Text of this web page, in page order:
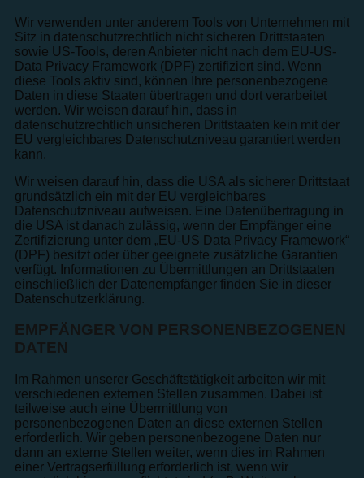
Wir verwenden unter anderem Tools von Unternehmen mit
Sitz in datenschutzrechtlich nicht sicheren Drittstaaten
sowie US-Tools, deren Anbieter nicht nach dem EU-US-
Data Privacy Framework (DPF) zertifiziert sind. Wenn
diese Tools aktiv sind, können Ihre personenbezogene
Daten in diese Staaten übertragen und dort verarbeitet
werden. Wir weisen darauf hin, dass in
datenschutzrechtlich unsicheren Drittstaaten kein mit der
EU vergleichbares Datenschutzniveau garantiert werden
kann.
Wir weisen darauf hin, dass die USA als sicherer Drittstaat
grundsätzlich ein mit der EU vergleichbares
Datenschutzniveau aufweisen. Eine Datenübertragung in
die USA ist danach zulässig, wenn der Empfänger eine
Zertifizierung unter dem „EU-US Data Privacy Framework“
(DPF) besitzt oder über geeignete zusätzliche Garantien
verfügt. Informationen zu Übermittlungen an Drittstaaten
einschließlich der Datenempfänger finden Sie in dieser
Datenschutzerklärung.
EMPFÄNGER VON PERSONENBEZOGENEN
DATEN
Im Rahmen unserer Geschäftstätigkeit arbeiten wir mit
verschiedenen externen Stellen zusammen. Dabei ist
teilweise auch eine Übermittlung von
personenbezogenen Daten an diese externen Stellen
erforderlich. Wir geben personenbezogene Daten nur
dann an externe Stellen weiter, wenn dies im Rahmen
einer Vertragserfüllung erforderlich ist, wenn wir